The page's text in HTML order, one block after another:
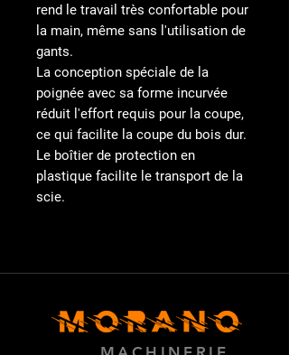
rend le travail très confortable pour
la main, même sans l'utilisation de
gants.
La conception spéciale de la
poignée avec sa forme incurvée
réduit l'effort requis pour la coupe,
ce qui facilite la coupe du bois dur.
Le boîtier de protection en
plastique facilite le transport de la
scie.